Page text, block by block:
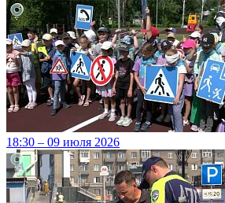
18:30 – 09 июля 2026